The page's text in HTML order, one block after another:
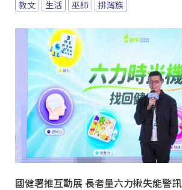
教文 生活 巫師 排灣族
國健署推互動展 長者量六力揪失能警訊